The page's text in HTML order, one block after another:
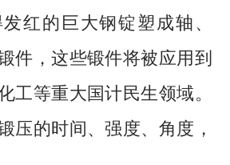
红的巨大钢锭塑成轴、
件，这些锻件将被应用到
工等重大国计民生领域。
压的时间、强度、角度，